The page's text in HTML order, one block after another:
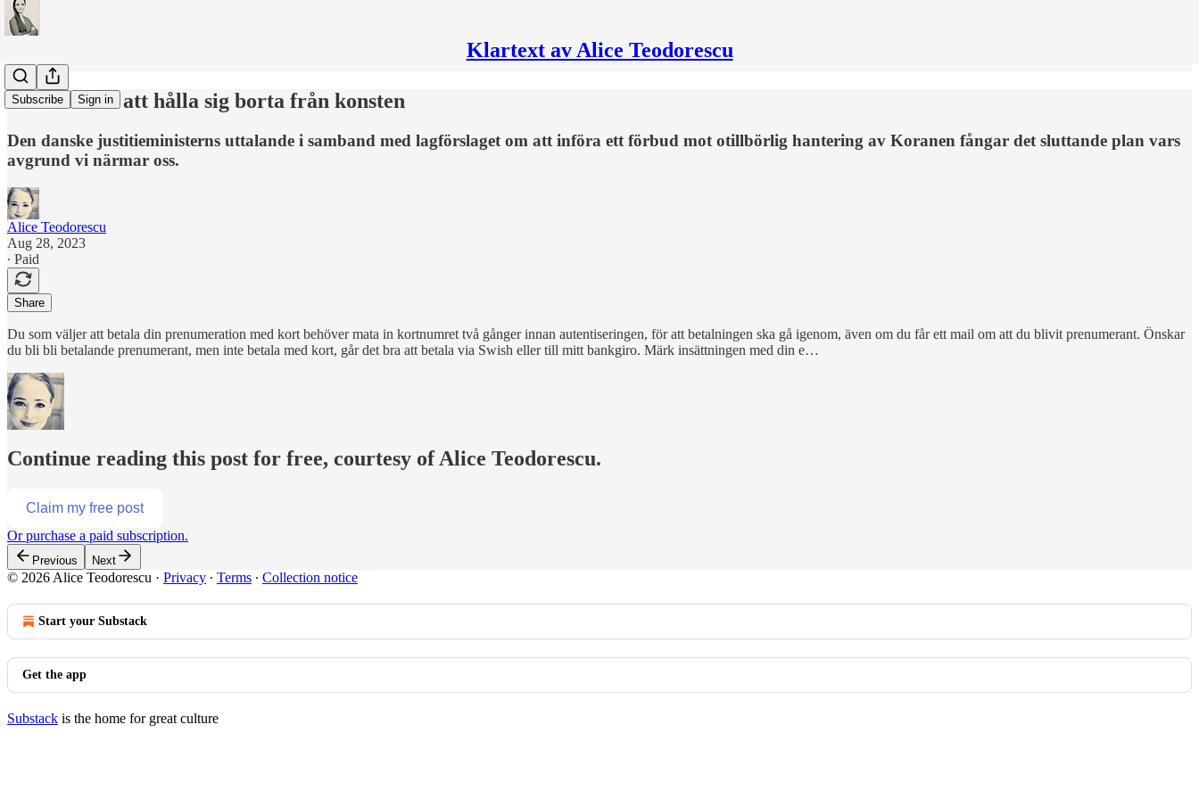
Klartext av Alice Teodorescu
Subscribe Sign in
Om konsten att hålla sig borta från konsten
Den danske justitieministerns uttalande i samband med lagförslaget om att införa ett förbud mot otillbörlig hantering av Koranen fångar det sluttande plan vars
avgrund vi närmar oss.
Alice Teodorescu
Aug 28, 2023
∙ Paid
Share
Du som väljer att betala din prenumeration med kort behöver mata in kortnumret två gånger innan autentiseringen, för att betalningen ska gå igenom, även om du får ett mail om att du blivit prenumerant. Önskar
du bli bli betalande prenumerant, men inte betala med kort, går det bra att betala via Swish eller till mitt bankgiro. Märk insättningen med din e…
Continue reading this post for free, courtesy of Alice Teodorescu.
Claim my free post
Or purchase a paid subscription.
Previous Next
© 2026 Alice Teodorescu · Privacy ∙ Terms ∙ Collection notice
Start your Substack
Get the app
Substack is the home for great culture